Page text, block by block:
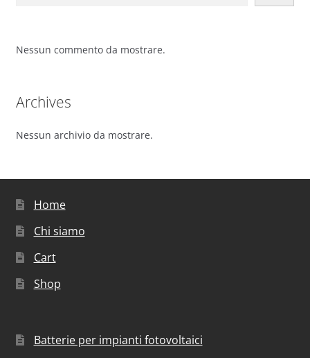
Nessun commento da mostrare.
Archives
Nessun archivio da mostrare.
Home
Chi siamo
Cart
Shop
Batterie per impianti fotovoltaici